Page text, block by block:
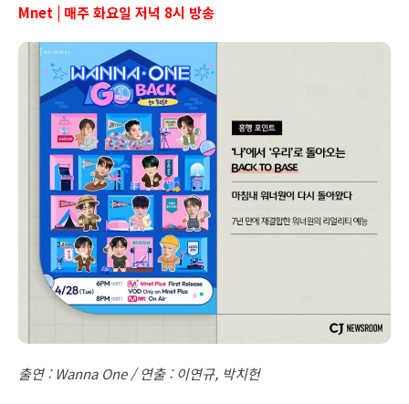
Mnet | 매주 화요일 저녁 8시 방송
출연 : Wanna One / 연출 : 이연규, 박치헌